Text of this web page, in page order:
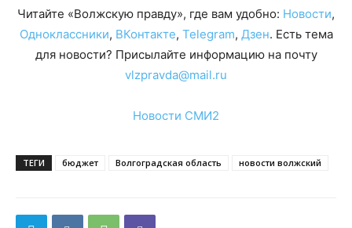
Читайте «Волжскую правду», где вам удобно: Новости,
Одноклассники, ВКонтакте, Telegram, Дзен. Есть тема
для новости? Присылайте информацию на почту
vlzpravda@mail.ru
Новости СМИ2
ТЕГИ бюджет Волгоградская область новости волжский